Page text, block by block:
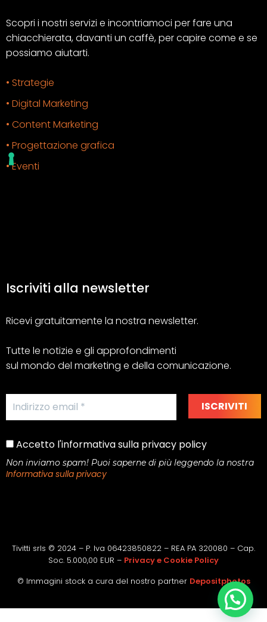
Scopri i nostri servizi e incontriamoci per fare una
chiacchierata, davanti un caffè, per capire come e se
possiamo aiutarti.
• Strategie
• Digital Marketing
• Content Marketing
• Progettazione grafica
• Eventi
Iscriviti alla newsletter
Ricevi gratuitamente la nostra newsletter.
Tutte le notizie e gli approfondimenti
sul mondo del marketing e della comunicazione.
Accetto l'informativa sulla privacy policy
Non inviamo spam! Puoi saperne di più leggendo la nostra
Informativa sulla privacy
Tivitti srls © 2024 – P. Iva 06423850822 – REA PA 320080 – Cap.
Soc. 5.000,00 EUR – Privacy e Cookie Policy
© Immagini stock a cura del nostro partner Depositphotos